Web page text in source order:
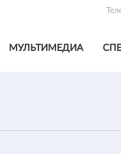
МУЛЬТИМЕДИА